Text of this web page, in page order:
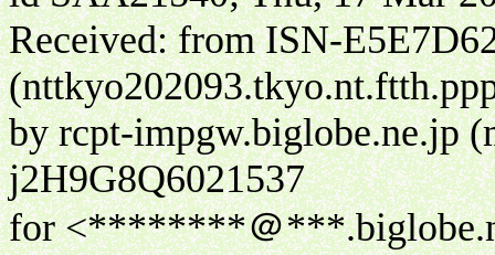
Received: from ISN-
by rcpt-impgw.biglobe.ne.jp
j2H9G8Q6021537
for <********＠